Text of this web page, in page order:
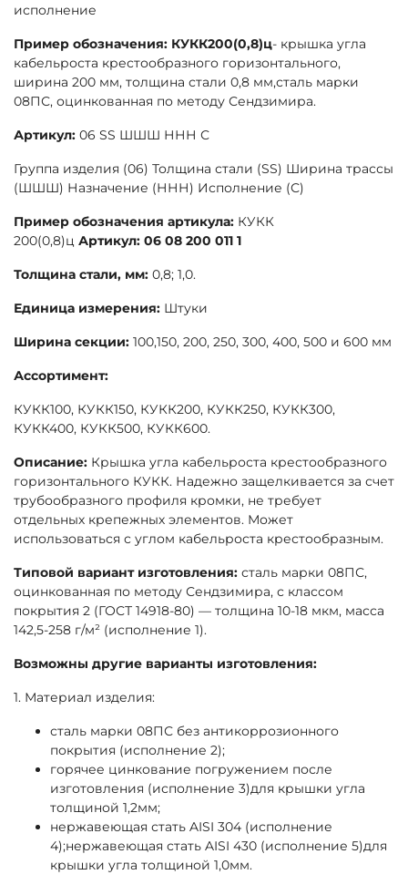
исполнение
Пример обозначения: КУКК200(0,8)ц- крышка угла
кабельроста крестообразного горизонтального,
ширина 200 мм, толщина стали 0,8 мм,сталь марки
08ПС, оцинкованная по методу Сендзимира.
Артикул: 06 SS ШШШ ННН С
Группа изделия (06) Толщина стали (SS) Ширина трассы
(ШШШ) Назначение (ННН) Исполнение (С)
Пример обозначения артикула: КУКК
200(0,8)ц Артикул: 06 08 200 011 1
Толщина стали, мм: 0,8; 1,0.
Единица измерения: Штуки
Ширина секции: 100,150, 200, 250, 300, 400, 500 и 600 мм
Ассортимент:
КУКК100, КУКК150, КУКК200, КУКК250, КУКК300,
КУКК400, КУКК500, КУКК600.
Описание: Крышка угла кабельроста крестообразного
горизонтального КУКК. Надежно защелкивается за счет
трубообразного профиля кромки, не требует
отдельных крепежных элементов. Может
использоваться с углом кабельроста крестообразным.
Типовой вариант изготовления: сталь марки 08ПС,
оцинкованная по методу Сендзимира, с классом
покрытия 2 (ГОСТ 14918-80) — толщина 10-18 мкм, масса
142,5-258 г/м² (исполнение 1).
Возможны другие варианты изготовления:
1. Материал изделия:
сталь марки 08ПС без антикоррозионного
покрытия (исполнение 2);
горячее цинкование погружением после
изготовления (исполнение 3)для крышки угла
толщиной 1,2мм;
нержавеющая стать AISI 304 (исполнение
4);нержавеющая стать AISI 430 (исполнение 5)для
крышки угла толщиной 1,0мм.